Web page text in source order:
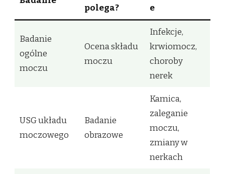
polega? e
Badanie
ogólne
moczu
Ocena składu
moczu
Infekcje,
krwiomocz,
choroby
nerek
USG układu
moczowego
Badanie
obrazowe
Kamica,
zaleganie
moczu,
zmiany w
nerkach